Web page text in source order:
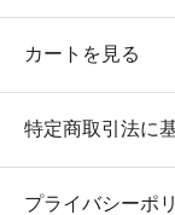
カートを見る
特定商取引法に
プライバシーポ